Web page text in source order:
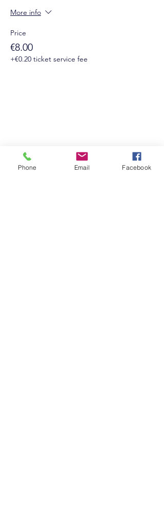
More info
Price
€8.00
+€0.20 ticket service fee
Suivez-nous sur les réseaux sociaux :
Phone Email Facebook